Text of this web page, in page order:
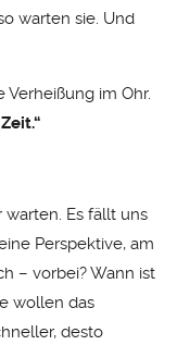
warten sie. Und
Verheißung im Ohr.
Es fällt uns
Perspektive, am
– vorbei? Wann ist
wollen das
desto